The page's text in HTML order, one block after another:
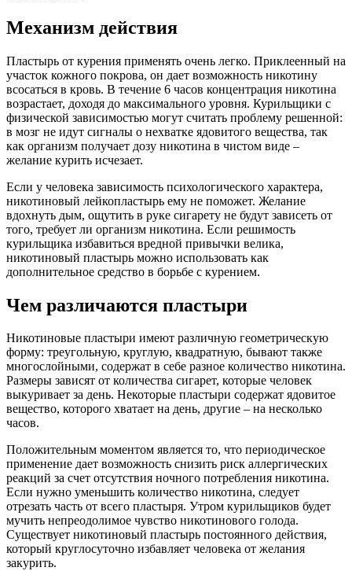
Механизм действия
Пластырь от курения применять очень легко. Приклеенный на
участок кожного покрова, он дает возможность никотину
всосаться в кровь. В течение 6 часов концентрация никотина
возрастает, доходя до максимального уровня. Курильщики с
физической зависимостью могут считать проблему решенной:
в мозг не идут сигналы о нехватке ядовитого вещества, так
как организм получает дозу никотина в чистом виде –
желание курить исчезает.
Если у человека зависимость психологического характера,
никотиновый лейкопластырь ему не поможет. Желание
вдохнуть дым, ощутить в руке сигарету не будут зависеть от
того, требует ли организм никотина. Если решимость
курильщика избавиться вредной привычки велика,
никотиновый пластырь можно использовать как
дополнительное средство в борьбе с курением.
Чем различаются пластыри
Никотиновые пластыри имеют различную геометрическую
форму: треугольную, круглую, квадратную, бывают также
многослойными, содержат в себе разное количество никотина.
Размеры зависят от количества сигарет, которые человек
выкуривает за день. Некоторые пластыри содержат ядовитое
вещество, которого хватает на день, другие – на несколько
часов.
Положительным моментом является то, что периодическое
применение дает возможность снизить риск аллергических
реакций за счет отсутствия ночного потребления никотина.
Если нужно уменьшить количество никотина, следует
отрезать часть от всего пластыря. Утром курильщиков будет
мучить непреодолимое чувство никотинового голода.
Существует никотиновый пластырь постоянного действия,
который круглосуточно избавляет человека от желания
закурить.